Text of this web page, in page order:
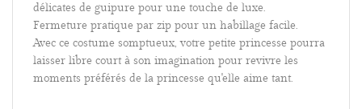
délicates de guipure pour une touche de luxe.
Fermeture pratique par zip pour un habillage facile.
Avec ce costume somptueux, votre petite princesse pourra
laisser libre court à son imagination pour revivre les
moments préférés de la princesse qu'elle aime tant.